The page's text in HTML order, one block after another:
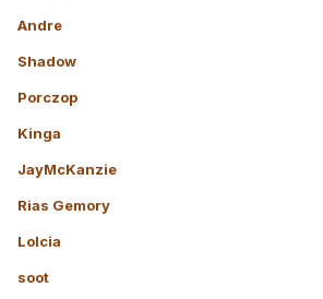
Andre
Shadow
Porczop
Kinga
JayMcKanzie
Rias Gemory
Lolcia
soot